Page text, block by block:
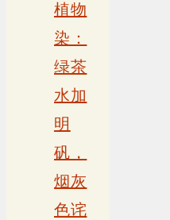
植物
染：
绿茶
水加
明
矾，
烟灰
色诧